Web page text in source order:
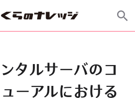
タルサーバのコ
ーアルにおける